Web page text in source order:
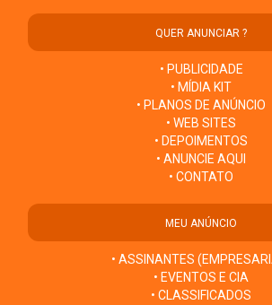
QUER ANUNCIAR ?
• PUBLICIDADE
• MÍDIA KIT
• PLANOS DE ANÚNCIO
• WEB SITES
• DEPOIMENTOS
• ANUNCIE AQUI
• CONTATO
MEU ANÚNCIO
• ASSINANTES
• EVENTOS E CIA
• CLASSIFICADOS